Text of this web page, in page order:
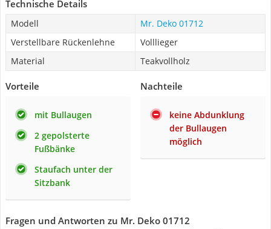
Technische Details
Modell
Mr. Deko ‎01712
Verstellbare Rückenlehne
Volllieger
Material
Teakvollholz
Vorteile
mit Bullaugen
2 gepolsterte
Fußbänke
Staufach unter der
Sitzbank
Nachteile
keine Abdunklung
der Bullaugen
möglich
Fragen und Antworten zu Mr. Deko ‎01712